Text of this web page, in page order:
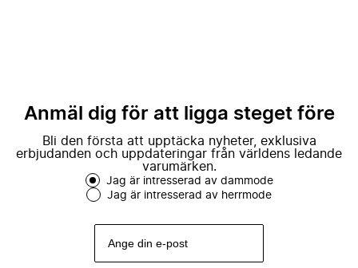
Anmäl dig för att ligga steget före
Bli den första att upptäcka nyheter, exklusiva
erbjudanden och uppdateringar från världens ledande
varumärken.
Jag är intresserad av dammode
Jag är intresserad av herrmode